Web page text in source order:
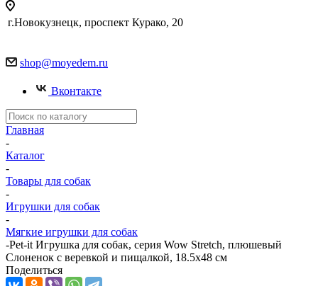
г.Новокузнецк, проспект Курако, 20
shop@moyedem.ru
Вконтакте
Главная
-
Каталог
-
Товары для собак
-
Игрушки для собак
-
Мягкие игрушки для собак
-Pet-it Игрушка для собак, серия Wow Stretch, плюшевый
Слоненок с веревкой и пищалкой, 18.5x48 см
Поделиться